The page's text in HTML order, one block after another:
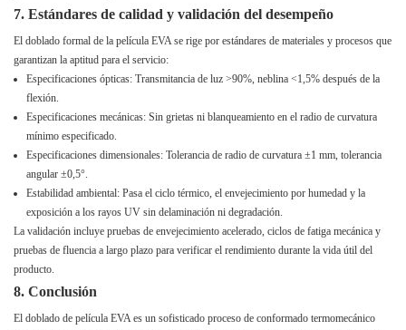
7. Estándares de calidad y validación del desempeño
El doblado formal de la película EVA se rige por estándares de materiales y procesos que
garantizan la aptitud para el servicio:
Especificaciones ópticas: Transmitancia de luz >90%, neblina <1,5% después de la
flexión.
Especificaciones mecánicas: Sin grietas ni blanqueamiento en el radio de curvatura
mínimo especificado.
Especificaciones dimensionales: Tolerancia de radio de curvatura ±1 mm, tolerancia
angular ±0,5°.
Estabilidad ambiental: Pasa el ciclo térmico, el envejecimiento por humedad y la
exposición a los rayos UV sin delaminación ni degradación.
La validación incluye pruebas de envejecimiento acelerado, ciclos de fatiga mecánica y
pruebas de fluencia a largo plazo para verificar el rendimiento durante la vida útil del
producto.
8. Conclusión
El doblado de película EVA es un sofisticado proceso de conformado termomecánico